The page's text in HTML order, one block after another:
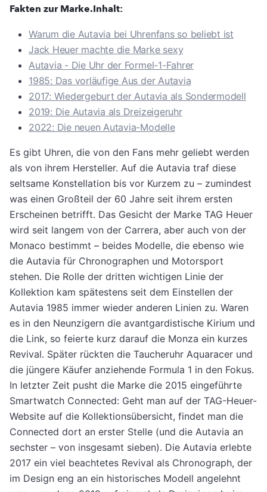
Fakten zur Marke.Inhalt:
Warum die Autavia bei Uhrenfans so beliebt ist
Jack Heuer machte die Marke sexy
Autavia - Die Uhr der Formel-1-Fahrer
1985: Das vorläufige Aus der Autavia
2017: Wiedergeburt der Autavia als Sondermodell
2019: Die Autavia als Dreizeigeruhr
2022: Die neuen Autavia-Modelle
Es gibt Uhren, die von den Fans mehr geliebt werden
als von ihrem Hersteller. Auf die Autavia traf diese
seltsame Konstellation bis vor Kurzem zu – zumindest
was einen Großteil der 60 Jahre seit ihrem ersten
Erscheinen betrifft. Das Gesicht der Marke TAG Heuer
wird seit langem von der Carrera, aber auch von der
Monaco bestimmt – beides Modelle, die ebenso wie
die Autavia für Chronographen und Motorsport
stehen. Die Rolle der dritten wichtigen Linie der
Kollektion kam spätestens seit dem Einstellen der
Autavia 1985 immer wieder anderen Linien zu. Waren
es in den Neunzigern die avantgardistische Kirium und
die Link, so feierte kurz darauf die Monza ein kurzes
Revival. Später rückten die Taucheruhr Aquaracer und
die jüngere Käufer anziehende Formula 1 in den Fokus.
In letzter Zeit pusht die Marke die 2015 eingeführte
Smartwatch Connected: Geht man auf der TAG-Heuer-
Website auf die Kollektionsübersicht, findet man die
Connected dort an erster Stelle (und die Autavia an
sechster – von insgesamt sieben). Die Autavia erlebte
2017 ein viel beachtetes Revival als Chronograph, der
im Design eng an ein historisches Modell angelehnt